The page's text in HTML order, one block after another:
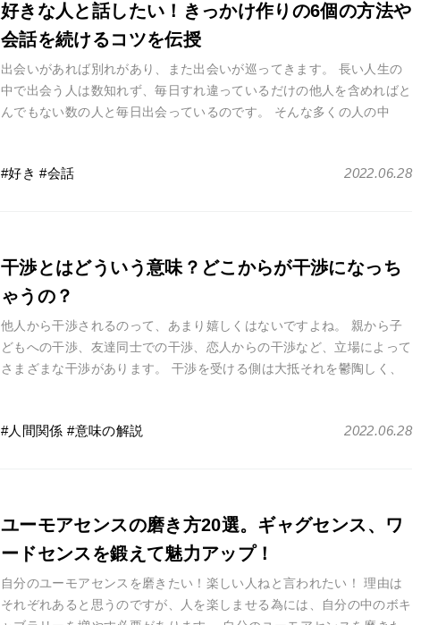
好きな人と話したい！きっかけ作りの6個の方法や
会話を続けるコツを伝授
出会いがあれば別れがあり、また出会いが巡ってきます。 長い人生の
中で出会う人は数知れず、毎日すれ違っているだけの他人を含めればと
んでもない数の人と毎日出会っているのです。 そんな多くの人の中
好き 会話 2022.06.28
干渉とはどういう意味？どこからが干渉になっち
ゃうの？
他人から干渉されるのって、あまり嬉しくはないですよね。 親から子
どもへの干渉、友達同士での干渉、恋人からの干渉など、立場によって
さまざまな干渉があります。 干渉を受ける側は大抵それを鬱陶しく、
人間関係 意味の解説 2022.06.28
ユーモアセンスの磨き方20選。ギャグセンス、ワ
ードセンスを鍛えて魅力アップ！
自分のユーモアセンスを磨きたい！楽しい人ねと言われたい！ 理由は
それぞれあると思うのですが、人を楽しませる為には、自分の中のボキ